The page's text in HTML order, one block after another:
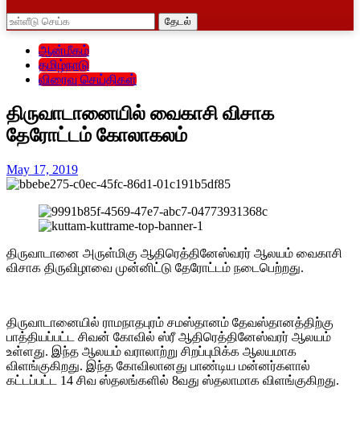
தேடல்
ஆன்மீகம்
தமிழ்நாடு
விரைவு செய்திகள்
திருவாடானையில் வைகாசி விசாக
தேரோட்டம் கோலாகலம்
May 17, 2019
திருவாடானை அருள்மிகு ஆதிரெத்தினேஸ்வரர் ஆலயம் வைகாசி
விசாக திருவிழாவை முன்னிட்டு தேரோட்டம் நடைபெற்றது.
திருவாடானையில் ராமநாதபுரம் சமஸ்தானம் தேவஸ்தானத்திற்கு
பாத்தியப்பட்ட சிவன் கோவில் ஸ்ரீ ஆதிரெத்தினேஸ்வரர் ஆலயம்
உள்ளது. இந்த ஆலயம் வராலாற்று சிறப்புமிக்க ஆலயமாக
விளங்குகிறது. இந்த கோவிலானது பாண்டிய மன்னர்களால்
கட்டப்பட்ட 14 சிவ ஸ்தலங்களில் 8வது ஸ்தலாமாக விளங்குகிறது.